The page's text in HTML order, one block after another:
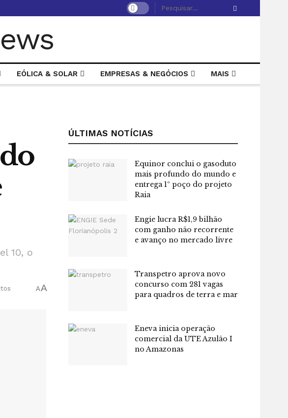
EÓLICA & SOLAR EMPRESAS & NEGÓCIOS MAIS
10, o
AA
ÚLTIMAS NOTÍCIAS
Equinor conclui o gasoduto
mais profundo do mundo e
entrega 1º poço do projeto
Raia
Engie lucra R$1,9 bilhão
com ganho não recorrente
e avanço no mercado livre
Transpetro aprova novo
concurso com 281 vagas
para quadros de terra e mar
Eneva inicia operação
comercial da UTE Azulão I
no Amazonas